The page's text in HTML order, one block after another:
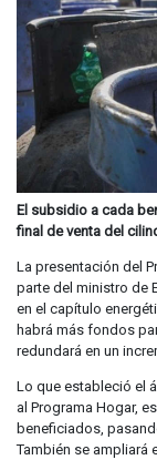
El subsidio a cada
final de venta del
La presentación del
parte del ministro de
en el capítulo
habrá más fondos
redundará en un
Lo que estableció el
al Programa Hogar,
beneficiados,
También se ampliará